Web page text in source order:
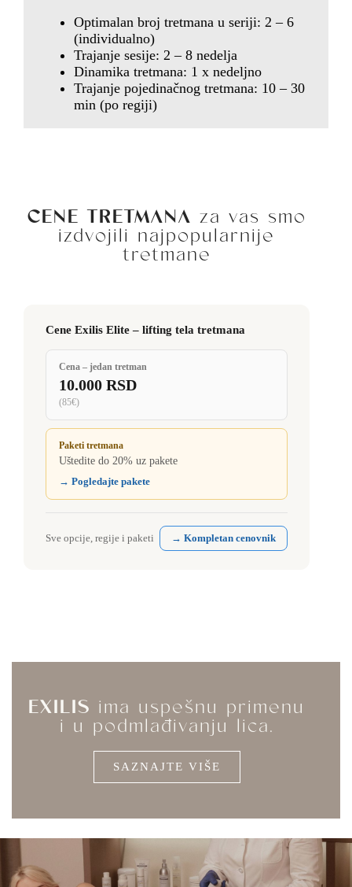
Optimalan broj tretmana u seriji: 2 – 6
(individualno)
Trajanje sesije: 2 – 8 nedelja
Dinamika tretmana: 1 x nedeljno
Trajanje pojedinačnog tretmana: 10 – 30
min (po regiji)
CENE TRETMANA za vas smo
izdvojili najpopularnije
tretmane
Cene Exilis Elite – lifting tela tretmana
Cena – jedan tretman
10.000 RSD
(85€)
Paketi tretmana
Uštedite do 20% uz pakete
→ Pogledajte pakete
Sve opcije, regije i paketi → Kompletan cenovnik
EXILIS ima uspešnu primenu
i u podmlađivanju lica.
SAZNAJTE VIŠE